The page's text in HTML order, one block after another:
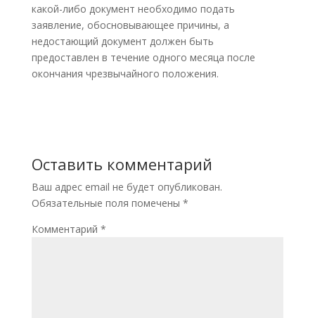
какой-либо документ необходимо подать
заявление, обосновывающее причины, а
недостающий документ должен быть
предоставлен в течение одного месяца после
окончания чрезвычайного положения.
Оставить комментарий
Ваш адрес email не будет опубликован.
Обязательные поля помечены *
Комментарий *